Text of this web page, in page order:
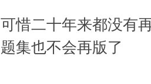
可惜二十年来都没有
题集也不会再版了